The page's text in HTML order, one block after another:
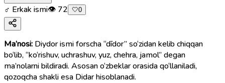
♂ Erkak ismi👁 72 🤍0
Ma’nosi: Diydor ismi forscha “dīdor” so‘zidan kelib chiqqan
bo‘lib, “ko‘rishuv, uchrashuv, yuz, chehra, jamol” degan
ma’nolarni bildiradi. Asosan o‘zbeklar orasida qo‘llaniladi,
qozoqcha shakli esa Didar hisoblanadi.